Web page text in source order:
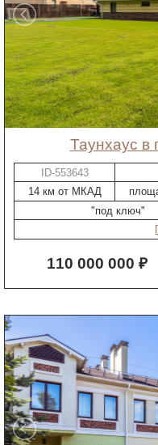
таунхаус
ID-553643
14 км от МКАД
"под ключ"
110 000 000 ₽